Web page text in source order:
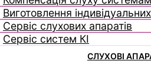
Виготовлення
Сервіс слухових апаратів
Сервіс систем КІ
СЛУХОВІ